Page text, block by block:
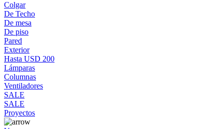
Colgar
De Techo
De mesa
De piso
Pared
Exterior
Hasta USD 200
Lámparas
Columnas
Ventiladores
SALE
SALE
Proyectos